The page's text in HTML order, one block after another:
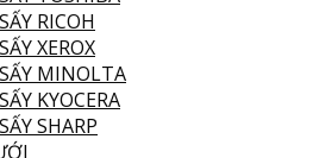
RICOH
XEROX
MINOLTA
KYOCERA
SHARP